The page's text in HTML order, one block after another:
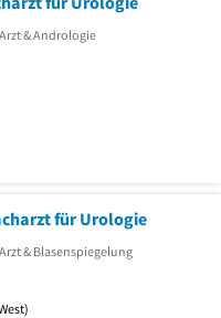
& Andrologie
für Urologie
& Blasenspiegelung